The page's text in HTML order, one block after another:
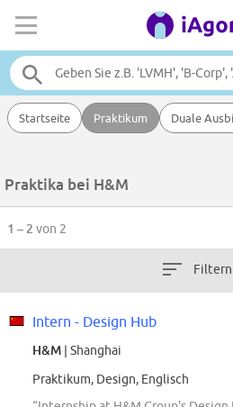
Startseite Praktikum Duale
Praktika bei H&M
1 – 2 von 2
Filtern
Intern - Design Hub
H&M | Shanghai
Praktikum, Design, Englisch